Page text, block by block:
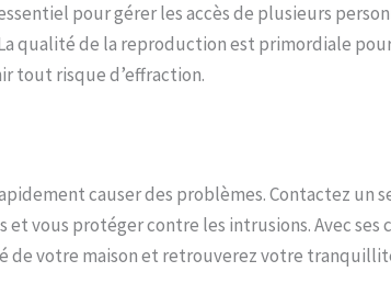
pour gérer les accès de plusieurs
qualité de la reproduction est primordiale
tout risque d’effraction.
causer des problèmes. Contactez un
et vous protéger contre les intrusions. Avec ses
de votre maison et retrouverez votre